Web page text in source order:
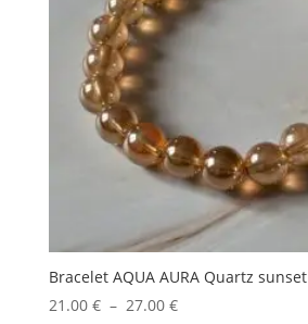
Bracelet AQUA AURA Quartz sunset
21.00 € – 27.00 €Plage